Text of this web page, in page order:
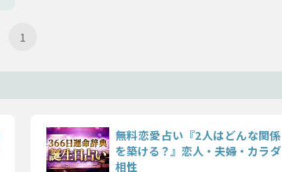
1
無料恋愛占い『2人はどんな関係
を築ける？』恋人・夫婦・カラダ
相性